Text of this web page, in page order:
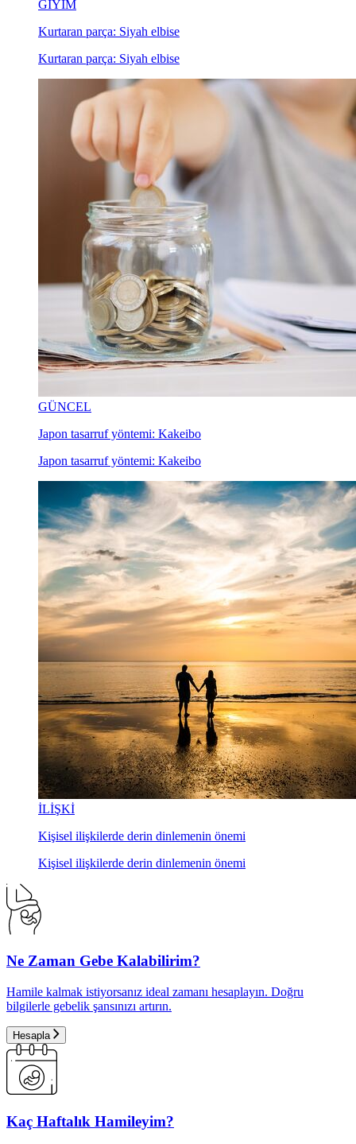
GİYİM
Kurtaran parça: Siyah elbise
Kurtaran parça: Siyah elbise
GÜNCEL
Japon tasarruf yöntemi: Kakeibo
Japon tasarruf yöntemi: Kakeibo
İLİŞKİ
Kişisel ilişkilerde derin dinlemenin önemi
Kişisel ilişkilerde derin dinlemenin önemi
Ne Zaman Gebe Kalabilirim?
Hamile kalmak istiyorsanız ideal zamanı hesaplayın. Doğru
bilgilerle gebelik şansınızı artırın.
Hesapla
Kaç Haftalık Hamileyim?